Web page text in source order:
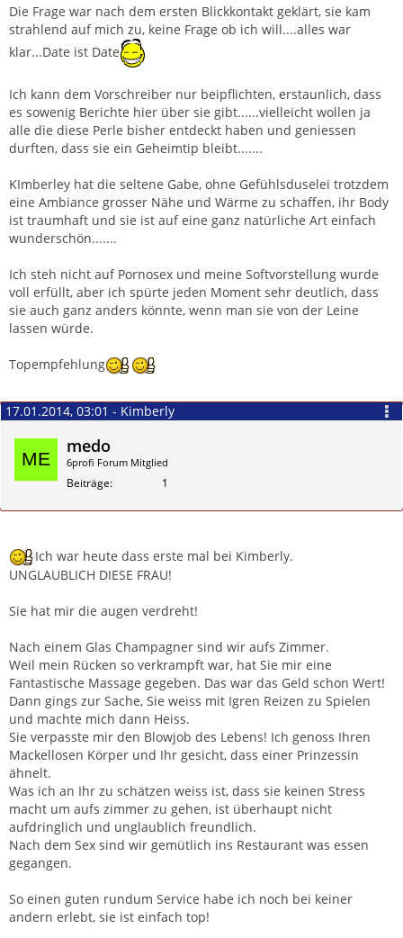
Die Frage war nach dem ersten Blickkontakt geklärt, sie kam
strahlend auf mich zu, keine Frage ob ich will....alles war
klar...Date ist Date
Ich kann dem Vorschreiber nur beipflichten, erstaunlich, dass
es sowenig Berichte hier über sie gibt......vielleicht wollen ja
alle die diese Perle bisher entdeckt haben und geniessen
durften, dass sie ein Geheimtip bleibt.......
KImberley hat die seltene Gabe, ohne Gefühlsduselei trotzdem
eine Ambiance grosser Nähe und Wärme zu schaffen, ihr Body
ist traumhaft und sie ist auf eine ganz natürliche Art einfach
wunderschön.......
Ich steh nicht auf Pornosex und meine Softvorstellung wurde
voll erfüllt, aber ich spürte jeden Moment sehr deutlich, dass
sie auch ganz anders könnte, wenn man sie von der Leine
lassen würde.
Topempfehlung
17.01.2014, 03:01 - Kimberly
medo
6profi Forum Mitglied
Beiträge 1
Ich war heute dass erste mal bei Kimberly.
UNGLAUBLICH DIESE FRAU!
Sie hat mir die augen verdreht!
Nach einem Glas Champagner sind wir aufs Zimmer.
Weil mein Rücken so verkrampft war, hat Sie mir eine
Fantastische Massage gegeben. Das war das Geld schon Wert!
Dann gings zur Sache, Sie weiss mit Igren Reizen zu Spielen
und machte mich dann Heiss.
Sie verpasste mir den Blowjob des Lebens! Ich genoss Ihren
Mackellosen Körper und Ihr gesicht, dass einer Prinzessin
ähnelt.
Was ich an Ihr zu schätzen weiss ist, dass sie keinen Stress
macht um aufs zimmer zu gehen, ist überhaupt nicht
aufdringlich und unglaublich freundlich.
Nach dem Sex sind wir gemütlich ins Restaurant was essen
gegangen.
So einen guten rundum Service habe ich noch bei keiner
andern erlebt, sie ist einfach top!